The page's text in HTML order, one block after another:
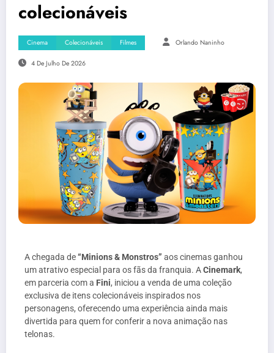
colecionáveis
Cinema Colecionáveis Filmes Orlando Naninho
4 De Julho De 2026
A chegada de“Minions & Monstros” aos cinemas ganhou
um atrativo especial para os fãs da franquia. ACinemark,
em parceria com a Fini, iniciou a venda de uma coleção
exclusiva de itens colecionáveis inspirados nos
personagens, oferecendo uma experiência ainda mais
divertida para quem for conferir a nova animação nas
telonas.